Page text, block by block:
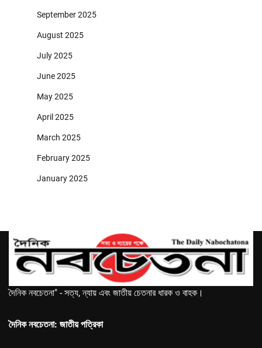
September 2025
August 2025
July 2025
June 2025
May 2025
April 2025
March 2025
February 2025
January 2025
দৈনিক নবচেতনা" - সত্য, ন্যায় এবং জাতীয় চেতনার ধারক ও বাহক।
দৈনিক নবচেতনা: জাতীয় পত্রিকা